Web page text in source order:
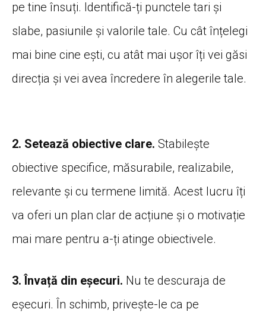
pe tine însuți. Identifică-ți punctele tari și
slabe, pasiunile și valorile tale. Cu cât înțelegi
mai bine cine ești, cu atât mai ușor îți vei găsi
direcția și vei avea încredere în alegerile tale.
2. Setează obiective clare. Stabilește
obiective specifice, măsurabile, realizabile,
relevante și cu termene limită. Acest lucru îți
va oferi un plan clar de acțiune și o motivație
mai mare pentru a-ți atinge obiectivele.
3. Învață din eșecuri. Nu te descuraja de
eșecuri. În schimb, privește-le ca pe